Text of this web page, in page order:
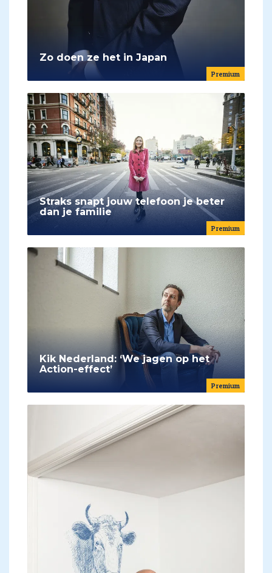
Premium
Zo doen ze het in Japan
Premium
Straks snapt jouw telefoon je beter
dan je familie
Premium
Kik Nederland: ‘We jagen op het
Action-effect’